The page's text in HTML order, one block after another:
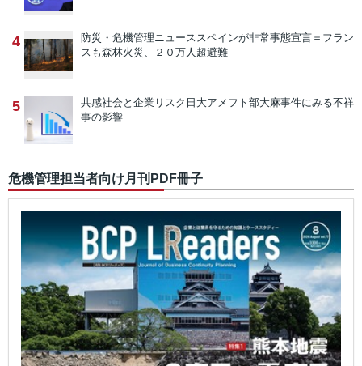
4 防災・危機管理ニューススペインが非常事態宣言＝フラン
スも森林火災、２０万人超避難
5 共感社会と企業リスク 日大アメフト部大麻事件にみる不祥
事の影響
危機管理担当者向け月刊PDF冊子